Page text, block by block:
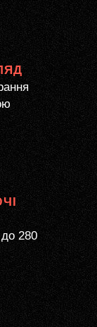
280